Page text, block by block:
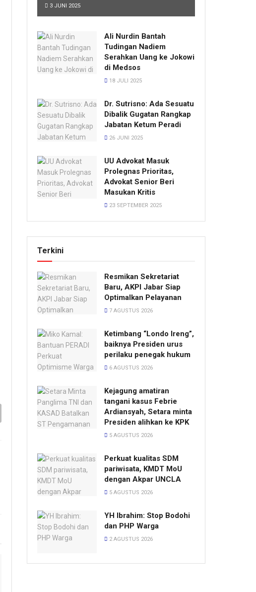
3 JUNI 2025
Ali Nurdin Bantah
Tudingan Nadiem
Serahkan Uang ke Jokowi
di Medsos
18 JULI 2025
Dr. Sutrisno: Ada Sesuatu
Dibalik Gugatan Rangkap
Jabatan Ketum Peradi
26 JUNI 2025
UU Advokat Masuk
Prolegnas Prioritas,
Advokat Senior Beri
Masukan Kritis
23 SEPTEMBER 2025
Terkini
Resmikan Sekretariat
Baru, AKPI Jabar Siap
Optimalkan Pelayanan
7 AGUSTUS 2026
Ketimbang “Londo Ireng”,
baiknya Presiden urus
perilaku penegak hukum
6 AGUSTUS 2026
Kejagung amatiran
tangani kasus Febrie
Ardiansyah, Setara minta
Presiden alihkan ke KPK
5 AGUSTUS 2026
Perkuat kualitas SDM
pariwisata, KMDT MoU
dengan Akpar UNCLA
5 AGUSTUS 2026
YH Ibrahim: Stop Bodohi
dan PHP Warga
2 AGUSTUS 2026